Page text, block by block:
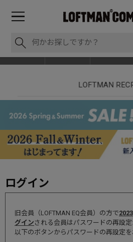
LOFTMAN
ログイン
旧会員（LOFTMAN EQ会員）の方で
グインされる会員はパスワードの再設定
以下のボタンからパスワードの再設定を